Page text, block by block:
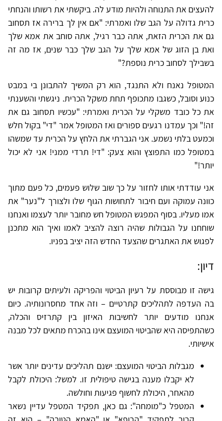
להעצים את התנוחה ולהיות מודע לה. ביקשתי את רשותו והנחתי
כרית גדולה על הגב שלו ואמרתי: "אם אין לך ברירה אז תסחוב
גם את הכרית הזאת, אתה כבר רגיל, אתה סוחב את אמא שלך
ואת בן הזוג של אמא שלך על הגב שלך כבר שנים, אז מה זה
בשבילך לסחוב כרית נוספת?"
המטופל נאנח ולא התנגד, הוא רק המשיך להתבונן בי במבט
כנוע וסובל, כשגבו מתכופף תחת משקל הכרית. ניגשתי והשענתי
את כל כובד משקלי על הכרית ואמרתי: "עכשיו תסחוב גם את
זה!" וכך עמדנו רגעים ספורים ואז המטופל אמר "די" בקול חלש
וכמעט בלתי נשמע. אני הגברתי את הלחץ על הכרית עד שמשהו
במטופל כמו התפוצץ והוא צעק: "די! תרדי ממני! אני לא יכול
יותר!"
אני עודדתי אותו לחזור על כך שוב שלוש פעמים, כל פעם מתוך
כוונה עמוקה ועם חיבור לתחושות הגוף שלו ולצורך ל"נער" את
אמו מעליו. בסוף המפגש המטופל חש מחובר יותר לעצמו ואנחנו
שוחחנו על הגבולות שהיה רוצה להציב לאמו ואיך הוא מתכנן
לפגוש את האתגרים שהצעד החדש הזה יציב בפניו.
דיון:
גישה זו מבוססת על רעיון הביטוי והפריקה ולעיתים קרובות יש
בה העדפה לתהליכים קתרטיים – וזה אחד מחסרונותיה. כיום
אנחנו מודעים יותר לחשיבות האיזון בין קתרזיס והכלה,
כשהתפיסה היא שהביטוי המועצם אינו בהכרח מתאים לכל מבנה
אישיותי.
מגבלות הביטוי המועצם: ישנם תהליכים עדינים יותר אשר
לא יקבלו מענה בגישה טיפולית זו. למשל: היכולת לקבל
מהאחר, היכולת לחשוף פגיעות וחולשה.
המטפל כ"מומחה": גם כאן, תפקיד המטפל עדיין נשאר